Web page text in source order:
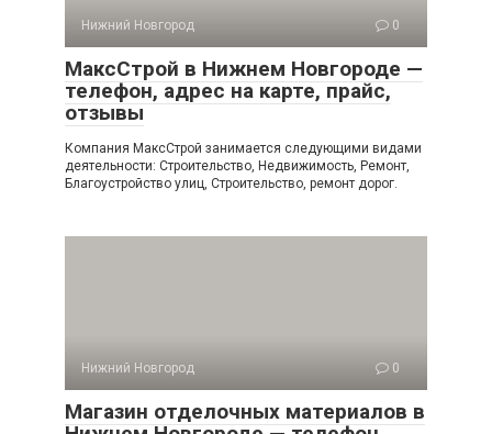
Нижний Новгород 0
МаксСтрой в Нижнем Новгороде —
телефон, адрес на карте, прайс,
отзывы
Компания МаксСтрой занимается следующими видами
деятельности: Строительство, Недвижимость, Ремонт,
Благоустройство улиц, Строительство, ремонт дорог.
Нижний Новгород 0
Магазин отделочных материалов в